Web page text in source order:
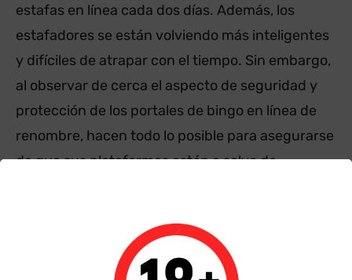
estafas en línea cada dos días. Además, los
estafadores se están volviendo más inteligentes
y difíciles de atrapar con el tiempo. Sin embargo,
al observar de cerca el aspecto de seguridad y
protección de los portales de bingo en línea de
renombre, hacen todo lo posible para asegurarse
de que sus plataformas estén a salvo de
Después de todo, solo les conviene tomar todas
las medidas posibles para garantizar la seguridad